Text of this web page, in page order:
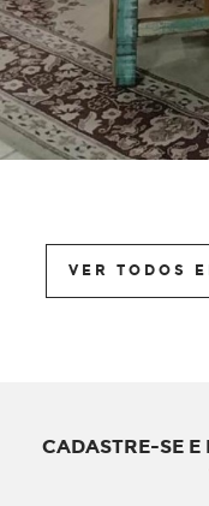
VER TODOS
CADASTRE-SE E